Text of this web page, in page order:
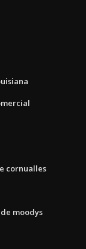
cornualles
moodys